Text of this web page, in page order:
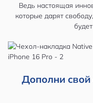
Ведь настоящая
которые дарят
Дополни свой